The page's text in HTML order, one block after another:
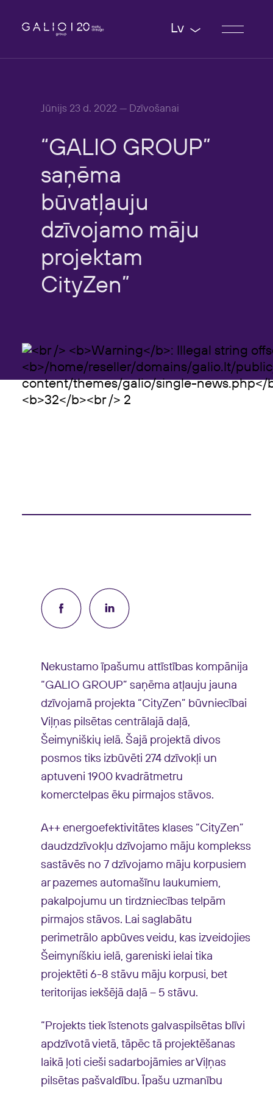
Lv
Jūnijs 23 d. 2022 — Dzīvošanai
“GALIO GROUP”
saņēma
būvatļauju
dzīvojamo māju
projektam
CityZen”
Nekustamo īpašumu attīstības kompānija
“GALIO GROUP” saņēma atļauju jauna
dzīvojamā projekta “CityZen” būvniecībai
Viļņas pilsētas centrālajā daļā,
Šeimyniškių ielā. Šajā projektā divos
posmos tiks izbūvēti 274 dzīvokļi un
aptuveni 1900 kvadrātmetru
komerctelpas ēku pirmajos stāvos.
A++ energoefektivitātes klases “CityZen”
daudzdzīvokļu dzīvojamo māju komplekss
sastāvēs no 7 dzīvojamo māju korpusiem
ar pazemes automašīnu laukumiem,
pakalpojumu un tirdzniecības telpām
pirmajos stāvos. Lai saglabātu
perimetrālo apbūves veidu, kas izveidojies
Šeimyníškiu ielā, gareniski ielai tika
projektēti 6-8 stāvu māju korpusi, bet
teritorijas iekšējā daļā – 5 stāvu.
“Projekts tiek īstenots galvaspilsētas blīvi
apdzīvotā vietā, tāpēc tā projektēšanas
laikā ļoti cieši sadarbojāmies ar Viļņas
pilsētas pašvaldību. Īpašu uzmanību